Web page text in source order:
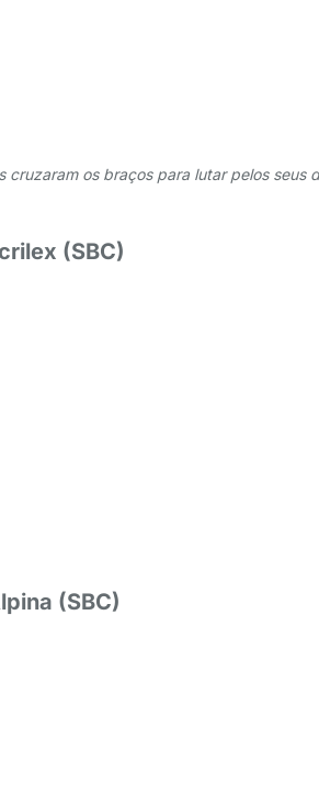
cruzaram os braços para lutar pelos seus
(SBC)
(SBC)